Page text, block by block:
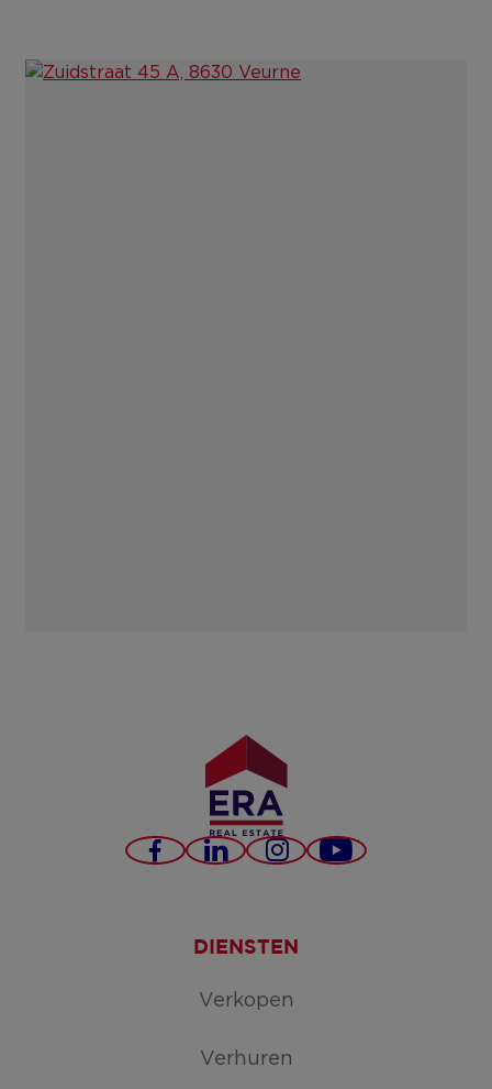
Facebook
LinkedInInstagramYouTube
DIENSTEN
Verkopen
Verhuren